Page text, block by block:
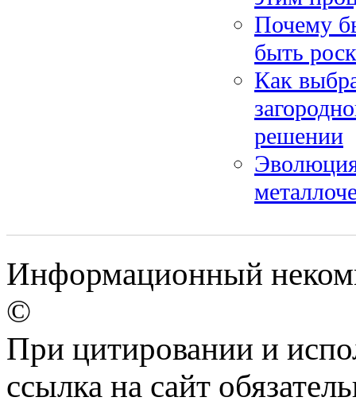
Почему
быть
Как
решении
Информационный
©
При цитировании и
ссылка на сайт